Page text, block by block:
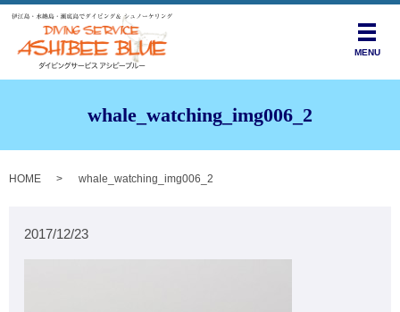
メニ
MENU
whale_watching_img006_2
HOME whale_watching_img006_2
2017/12/23